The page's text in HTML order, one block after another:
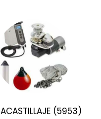
ACASTILLAJE (5953)